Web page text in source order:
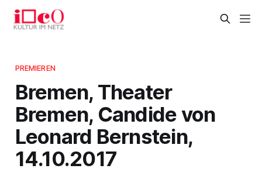
PREMIEREN
Bremen, Theater
Bremen, Candide von
Leonard Bernstein,
14.10.2017